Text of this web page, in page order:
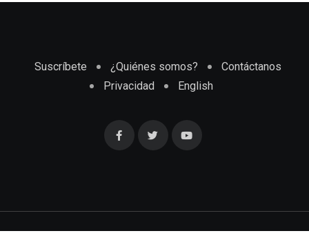
Suscríbete ¿Quiénes somos?
Contáctanos
Privacidad
English